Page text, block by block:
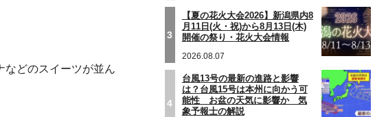
などのスイーツが並ん
3
【夏の花火大会2026】新潟県内8
月11日(火・祝)から8月13日(木)
開催の祭り・花火大会情報
2026.08.07
4
台風13号の最新の進路と影響
は？台風15号は本州に向かう可
能性 お盆の天気に影響か 気
象予報士の解説